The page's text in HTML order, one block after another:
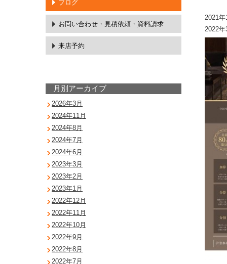
2021
2022
ブログ
お問い合わせ・ 見積依頼・資料請求
来店予約
月別アーカイブ
2026年3月
2024年11月
2024年8月
2024年7月
2024年6月
2023年3月
2023年2月
2023年1月
2022年12月
2022年11月
2022年10月
2022年9月
2022年8月
2022年7月